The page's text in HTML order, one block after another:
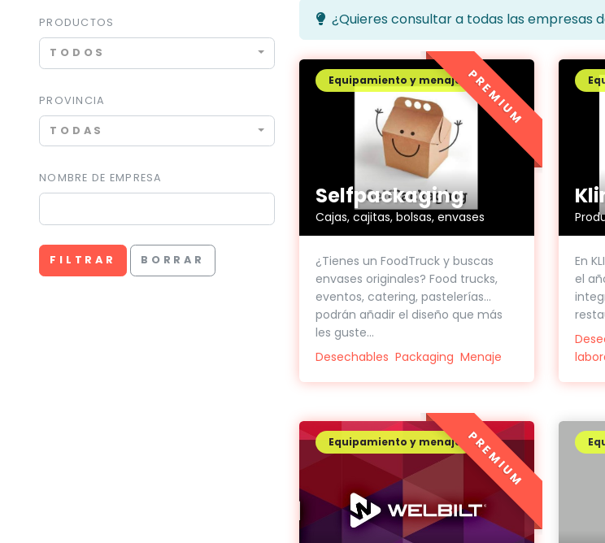
PRODUCTOS
TODOS
PROVINCIA
TODAS
NOMBRE DE EMPRESA
FILTRAR BORRAR
¿Quieres consultar a todas las empresas
Selfpackaging
Cajas, cajitas, bolsas, envases
Equipamiento y menaje
¿Tienes un FoodTruck y buscas
envases originales? Food trucks,
eventos, catering, pastelerías...
podrán añadir el diseño que más
les guste...
Desechables Packaging Menaje
PREMIUM
En
el
Equipamiento y menaje PREMIUM